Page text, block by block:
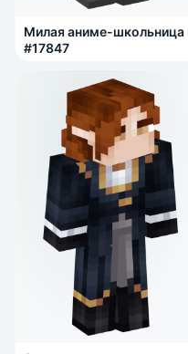
Милая аниме-школьница
#17847